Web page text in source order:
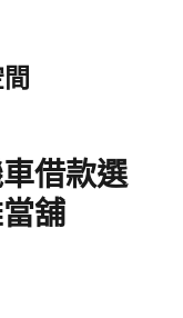
借款選
舖